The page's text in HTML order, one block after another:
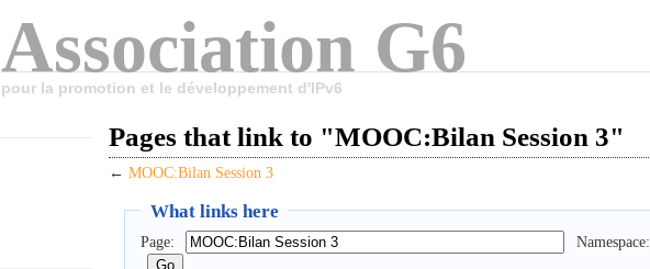
Association G6
pour la promotion et le développement d'IPv6
Pages that link to "MOOC:Bilan Session 3"
← MOOC:Bilan Session 3
What links here
Page: Namespace: